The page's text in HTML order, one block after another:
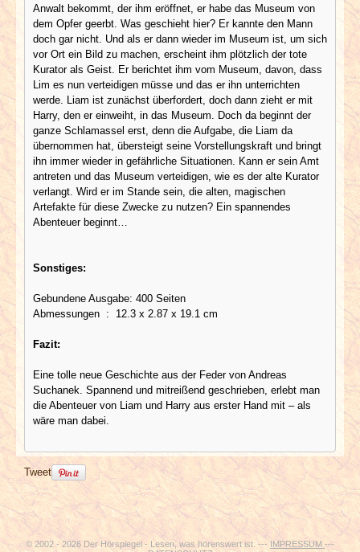
Anwalt bekommt, der ihm eröffnet, er habe das Museum von
dem Opfer geerbt. Was geschieht hier? Er kannte den Mann
doch gar nicht. Und als er dann wieder im Museum ist, um sich
vor Ort ein Bild zu machen, erscheint ihm plötzlich der tote
Kurator als Geist. Er berichtet ihm vom Museum, davon, dass
Lim es nun verteidigen müsse und das er ihn unterrichten
werde. Liam ist zunächst überfordert, doch dann zieht er mit
Harry, den er einweiht, in das Museum. Doch da beginnt der
ganze Schlamassel erst, denn die Aufgabe, die Liam da
übernommen hat, übersteigt seine Vorstellungskraft und bringt
ihn immer wieder in gefährliche Situationen. Kann er sein Amt
antreten und das Museum verteidigen, wie es der alte Kurator
verlangt. Wird er im Stande sein, die alten, magischen
Artefakte für diese Zwecke zu nutzen? Ein spannendes
Abenteuer beginnt…
Sonstiges:
Gebundene Ausgabe: 400 Seiten
Abmessungen ‏ : ‎ 12.3 x 2.87 x 19.1 cm
Fazit:
Eine tolle neue Geschichte aus der Feder von Andreas
Suchanek. Spannend und mitreißend geschrieben, erlebt man
die Abenteuer von Liam und Harry aus erster Hand mit – als
wäre man dabei.
Tweet
© 2002 - 2026 Der Hörspiegel - Lesen, was hörenswert ist. ---IMPRESSUM ---